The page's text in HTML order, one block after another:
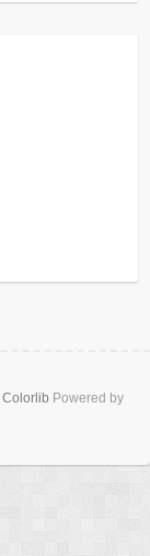
Colorlib Powered by